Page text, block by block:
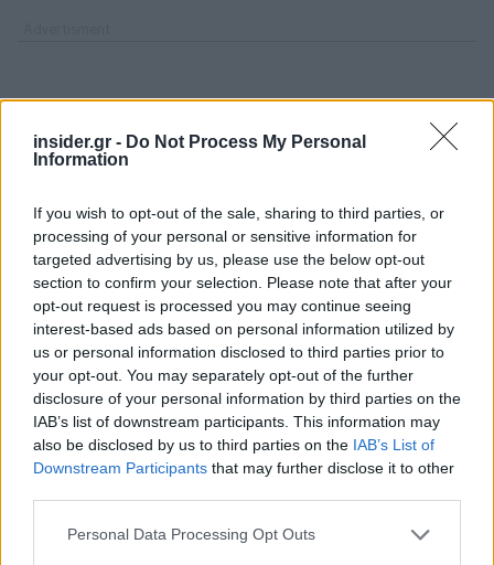
insider.gr - Do Not Process My Personal
Information
If you wish to opt-out of the sale, sharing to third parties, or
processing of your personal or sensitive information for
targeted advertising by us, please use the below opt-out
section to confirm your selection. Please note that after your
opt-out request is processed you may continue seeing
interest-based ads based on personal information utilized by
us or personal information disclosed to third parties prior to
your opt-out. You may separately opt-out of the further
disclosure of your personal information by third parties on the
IAB’s list of downstream participants. This information may
also be disclosed by us to third parties on the IAB’s List of
Downstream Participants that may further disclose it to other
Please note that this website/app uses one or more Google
Personal Data Processing Opt Outs